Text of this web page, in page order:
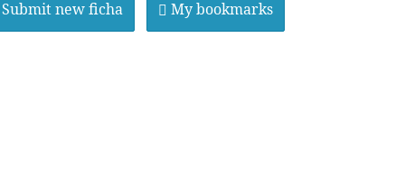
new ficha My bookmarks